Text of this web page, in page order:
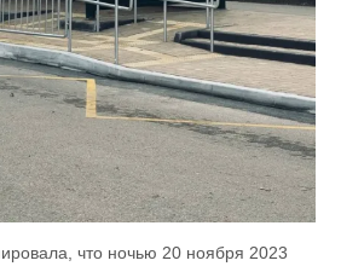
что ночью 20 ноября 2023